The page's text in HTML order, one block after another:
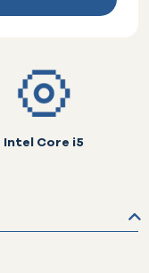
Intel Core i5